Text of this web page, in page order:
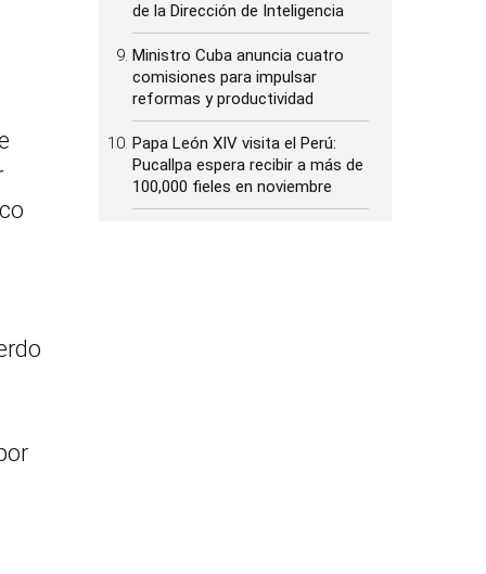
de la Dirección de Inteligencia
Ministro Cuba anuncia cuatro
comisiones para impulsar
reformas y productividad
Papa León XIV visita el Perú:
Pucallpa espera recibir a más de
100,000 fieles en noviembre